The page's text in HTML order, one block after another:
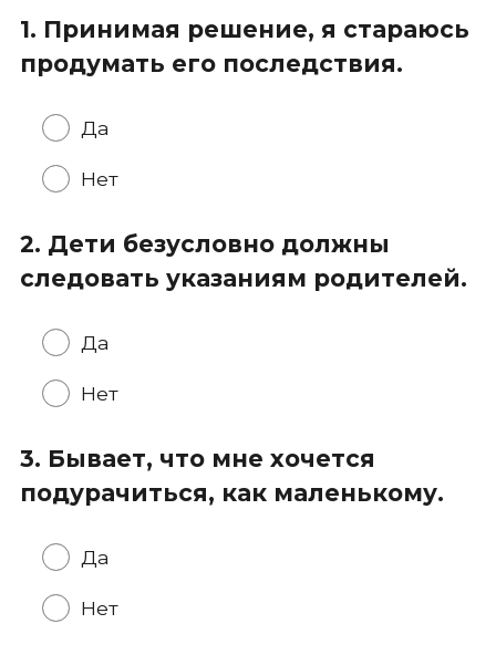
1. Принимая решение, я стараюсь
продумать его последствия.
Да
Нет
2. Дети безусловно должны
следовать указаниям родителей.
Да
Нет
3. Бывает, что мне хочется
подурачиться, как маленькому.
Да
Нет